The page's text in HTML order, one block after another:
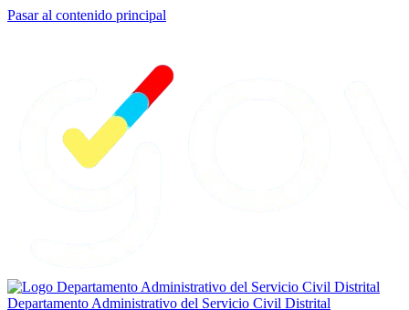
Pasar al contenido principal
Departamento Administrativo del Servicio Civil Distrital